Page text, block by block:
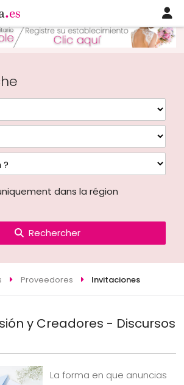
dans la région
Rechercher
Proveedores Invitaciones
y Creadores - Discursos
La forma en que anuncias